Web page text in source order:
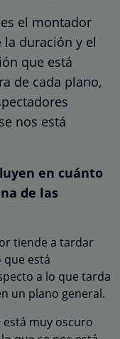
el montador
duración y el
que está
de cada plano,
nos está
en cuánto
de las
tiende a tardar
está
a lo que tarda
un plano general.
muy oscuro